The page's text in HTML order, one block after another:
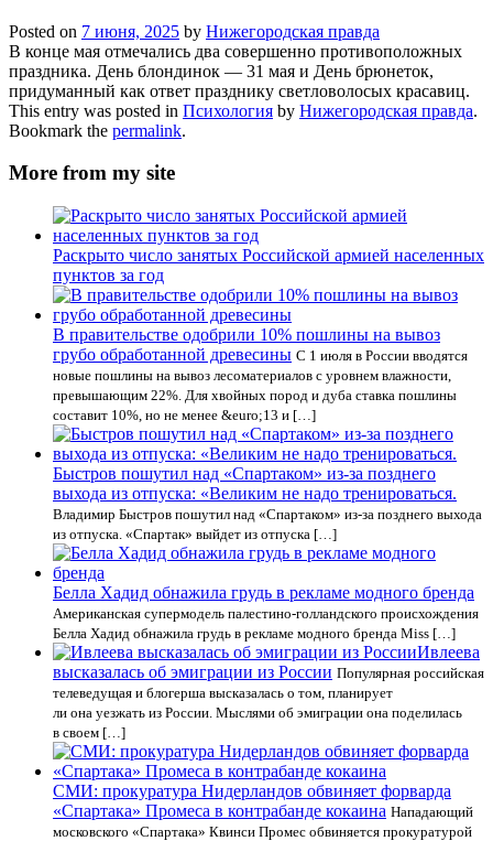
Posted on 7 июня, 2025 by Нижегородская правда
В конце мая отмечались два совершенно противоположных
праздника. День блондинок — 31 мая и День брюнеток,
придуманный как ответ празднику светловолосых красавиц.
This entry was posted in Психология by Нижегородская правда.
Bookmark the permalink.
More from my site
Раскрыто число занятых Российской армией населенных
пунктов за год
В правительстве одобрили 10% пошлины на вывоз
грубо обработанной древесины С 1 июля в России вводятся
новые пошлины на вывоз лесоматериалов с уровнем влажности,
превышающим 22%. Для хвойных пород и дуба ставка пошлины
составит 10%, но не менее &euro;13 и […]
Быстров пошутил над «Спартаком» из-за позднего
выхода из отпуска: «Великим не надо тренироваться.
Владимир Быстров пошутил над «Спартаком» из‑за позднего выхода
из отпуска. «Спартак» выйдет из отпуска […]
Белла Хадид обнажила грудь в рекламе модного бренда
Американская супермодель палестино-голландского происхождения
Белла Хадид обнажила грудь в рекламе модного бренда Miss […]
Ивлеева
высказалась об эмиграции из России Популярная российская
телеведущая и блогерша высказалась о том, планирует
ли она уезжать из России. Мыслями об эмиграции она поделилась
в своем […]
СМИ: прокуратура Нидерландов обвиняет форварда
«Спартака» Промеса в контрабанде кокаина Нападающий
московского «Спартака» Квинси Промес обвиняется прокуратурой